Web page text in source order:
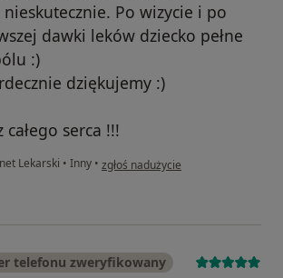
Po wizycie i po
dawki leków dziecko pełne
:)
dziękujemy :)
serca !!!
Lekarski • Inny • w opinii użytkownika K.P
zgłoś nadużycie
telefonu zweryfikowany